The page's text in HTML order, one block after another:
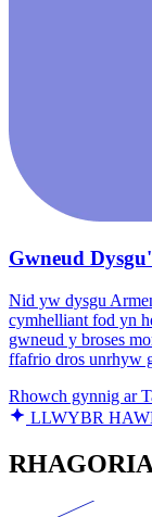
Gwneud
Nid yw dysgu
cymhelliant fod yn
gwneud y broses
ffafrio dros unrhyw
Rhowch gynnig ar
LLWYBR